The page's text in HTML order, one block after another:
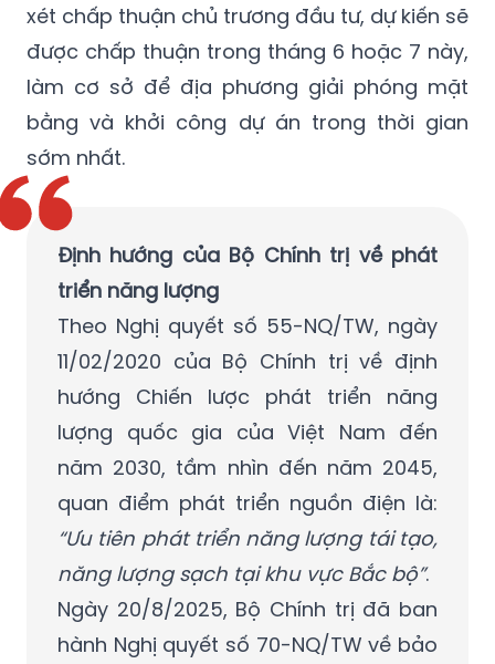
xét chấp thuận chủ trương đầu tư, dự kiến sẽ
được chấp thuận trong tháng 6 hoặc 7 này,
làm cơ sở để địa phương giải phóng mặt
bằng và khởi công dự án trong thời gian
sớm nhất.
Định hướng của Bộ Chính trị về phát
triển năng lượng
Theo Nghị quyết số 55-NQ/TW, ngày
11/02/2020 của Bộ Chính trị về định
hướng Chiến lược phát triển năng
lượng quốc gia của Việt Nam đến
năm 2030, tầm nhìn đến năm 2045,
quan điểm phát triển nguồn điện là:
“Ưu tiên phát triển năng lượng tái tạo,
năng lượng sạch tại khu vực Bắc bộ”.
Ngày 20/8/2025, Bộ Chính trị đã ban
hành Nghị quyết số 70-NQ/TW về bảo